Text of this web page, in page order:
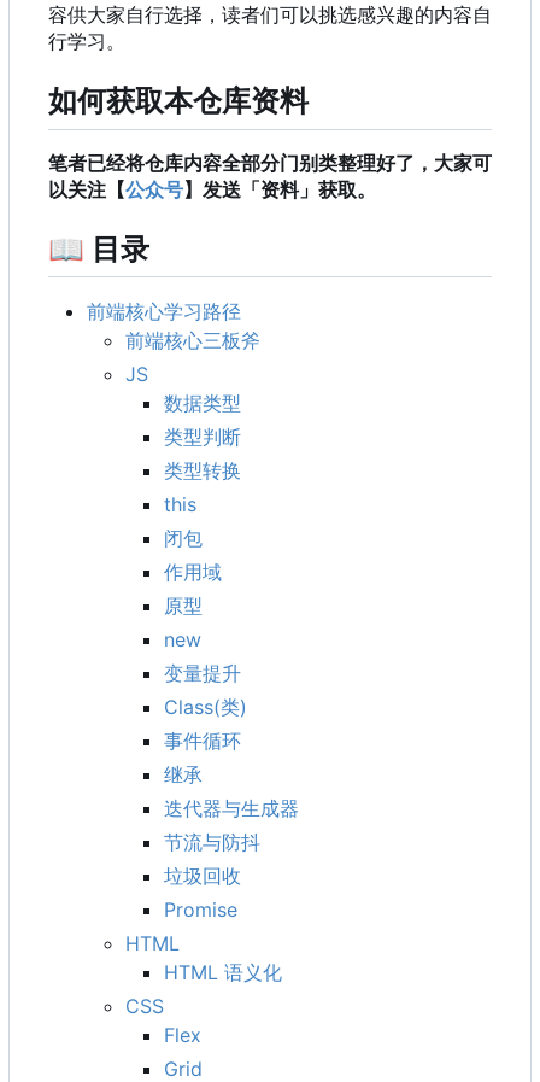
容供大家自行选择，读者们可以挑选感兴趣的内容自
行学习。
如何获取本仓库资料
笔者已经将仓库内容全部分门别类整理好了，大家可
以关注【公众号】发送「资料」获取。
📖 目录
前端核心学习路径
前端核心三板斧
JS
数据类型
类型判断
类型转换
this
闭包
作用域
原型
new
变量提升
Class(类)
事件循环
继承
迭代器与生成器
节流与防抖
垃圾回收
Promise
HTML
HTML 语义化
CSS
Flex
Grid